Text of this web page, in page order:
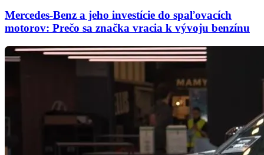
Mercedes-Benz a jeho investície do spaľovacích
motorov: Prečo sa značka vracia k vývoju benzínu